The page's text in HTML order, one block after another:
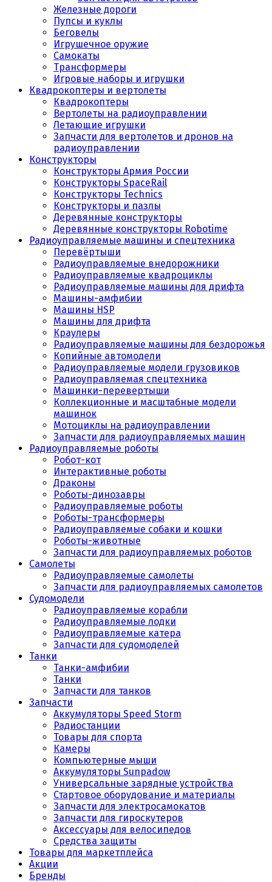
Железные дороги
Пупсы и куклы
Беговелы
Игрушечное оружие
Самокаты
Трансформеры
Игровые наборы и игрушки
Квадрокоптеры и вертолеты
Квадрокоптеры
Вертолеты на радиоуправлении
Летающие игрушки
Запчасти для вертолетов и дронов на
радиоуправлении
Конструкторы
Конструкторы Армия России
Конструкторы SpaceRail
Конструкторы Technics
Конструкторы и пазлы
Деревянные конструкторы
Деревянные конструкторы Robotime
Радиоуправляемые машины и спецтехника
Перевёртыши
Радиоуправляемые внедорожники
Радиоуправляемые квадроциклы
Радиоуправляемые машины для дрифта
Машины-амфибии
Машины HSP
Машины для дрифта
Краулеры
Радиоуправляемые машины для бездорожья
Копийные автомодели
Радиоуправляемые модели грузовиков
Радиоуправляемая спецтехника
Машинки-перевертыши
Коллекционные и масштабные модели
машинок
Мотоциклы на радиоуправлении
Запчасти для радиоуправляемых машин
Радиоуправляемые роботы
Робот-кот
Интерактивные роботы
Драконы
Роботы-динозавры
Радиоуправляемые роботы
Роботы-трансформеры
Радиоуправляемые собаки и кошки
Роботы-животные
Запчасти для радиоуправляемых роботов
Самолеты
Радиоуправляемые самолеты
Запчасти для радиоуправляемых самолетов
Судомодели
Радиоуправляемые корабли
Радиоуправляемые лодки
Радиоуправляемые катера
Запчасти для судомоделей
Танки
Танки-амфибии
Танки
Запчасти для танков
Запчасти
Аккумуляторы Speed Storm
Радиостанции
Товары для спорта
Камеры
Компьютерные мыши
Аккумуляторы Sunpadow
Универсальные зарядные устройства
Стартовое оборудование и материалы
Запчасти для электросамокатов
Запчасти для гироскутеров
Аксессуары для велосипедов
Средства защиты
Товары для маркетплейса
Акции
Бренды